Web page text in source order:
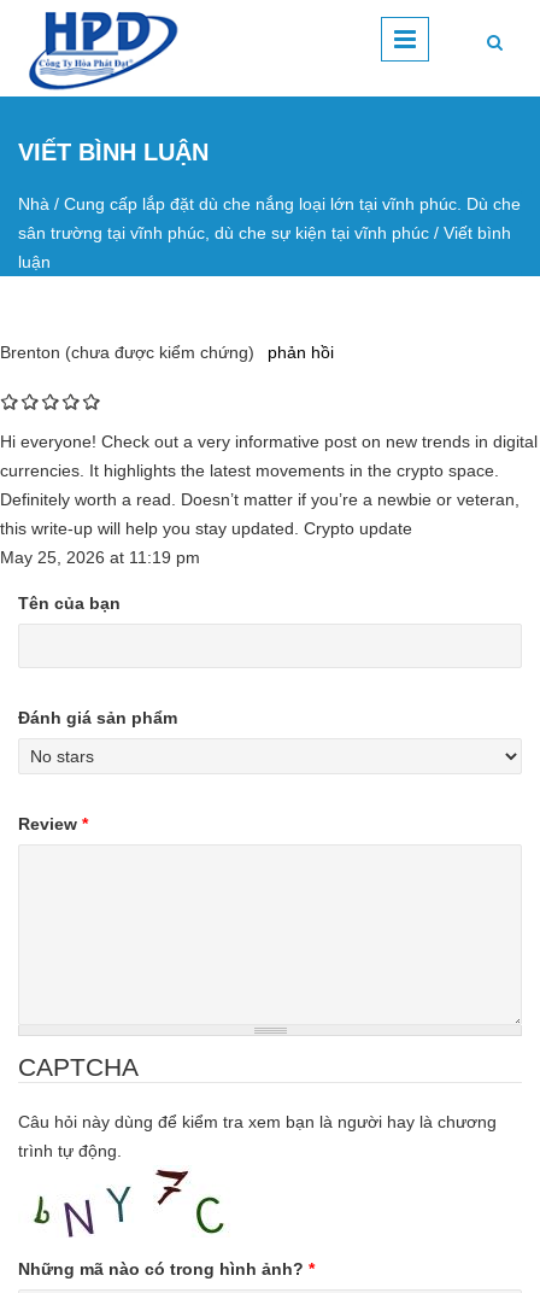
Nhảy đến nội dung
VIẾT BÌNH LUẬN
Bạn đang ở đây
Nhà / Cung cấp lắp đặt dù che nắng loại lớn tại vĩnh phúc. Dù che
sân trường tại vĩnh phúc, dù che sự kiện tại vĩnh phúc / Viết bình
luận
Brenton (chưa được kiểm chứng) phản hồi
Hi everyone! Check out a very informative post on new trends in digital
currencies. It highlights the latest movements in the crypto space.
Definitely worth a read. Doesn’t matter if you’re a newbie or veteran,
this write-up will help you stay updated. Crypto update
May 25, 2026 at 11:19 pm
Tên của bạn
Đánh giá sản phẩm
Review *
CAPTCHA
Câu hỏi này dùng để kiểm tra xem bạn là người hay là chương
trình tự động.
Những mã nào có trong hình ảnh? *